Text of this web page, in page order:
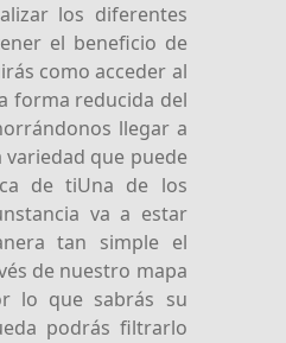
los diferentes
el beneficio de
como acceder al
forma reducida del
llegar a
que puede
de tiUna de los
va a estar
tan simple el
de nuestro mapa
lo que sabrás su
podrás filtrarlo